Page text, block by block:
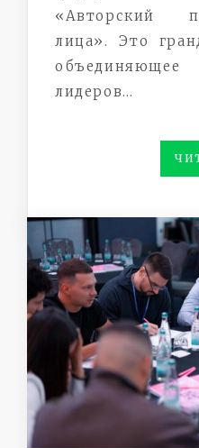
«Авторский
лица». Это
лидеров…